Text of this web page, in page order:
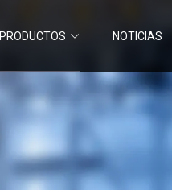
PRODUCTOS NOTICIAS